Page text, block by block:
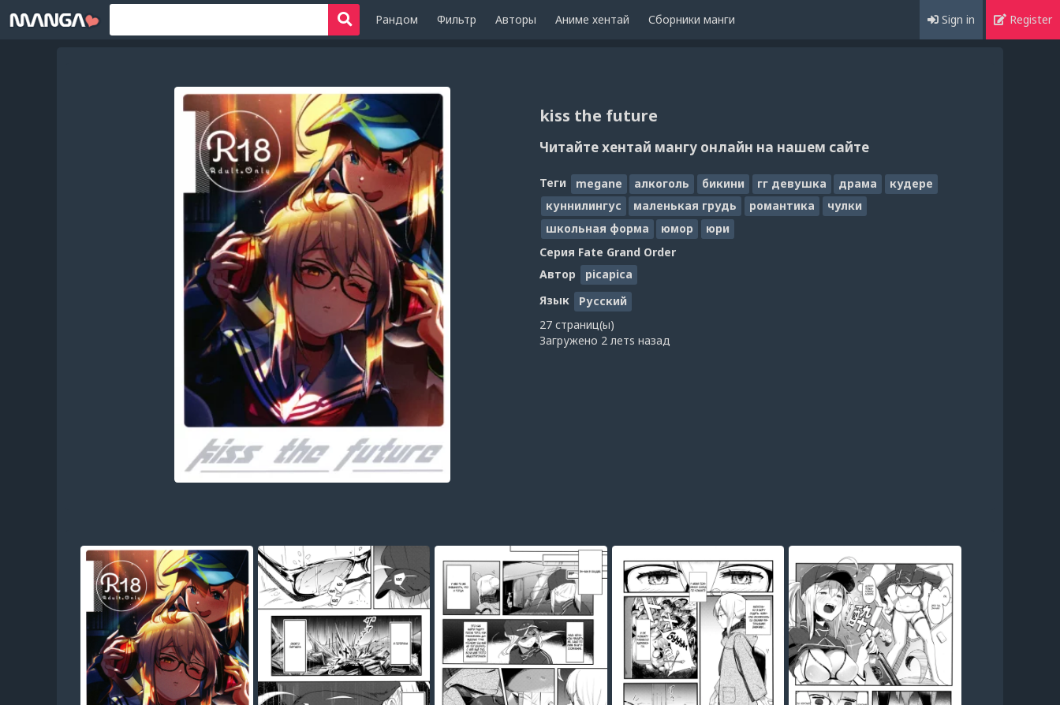
Рандом Фильтр Авторы Аниме хентай Сборники манги Sign in Register
kiss the future
Читайте хентай мангу онлайн на нашем сайте
Теги megane алкоголь бикини гг девушка драма
кудере
куннилингус
маленькая грудь романтика
чулки
школьная форма
юмор
юри
Серия Fate Grand Order
Автор
picapica
Язык
Русский
27 страниц(ы)
Загружено 2 летs назад